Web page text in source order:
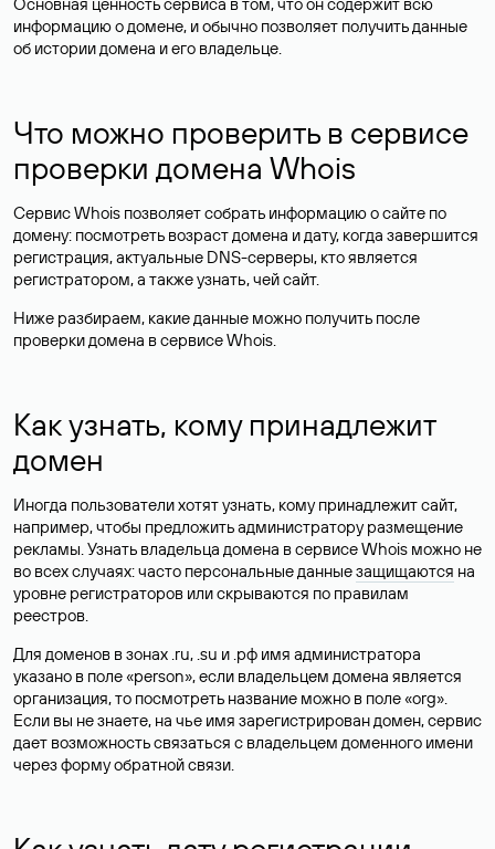
информацию о домене, и обычно позволяет получить данные
об истории домена и его владельце.
Что можно проверить в сервисе
проверки домена Whois
Сервис Whois позволяет собрать информацию о сайте по
домену: посмотреть возраст домена и дату, когда завершится
регистрация, актуальные DNS-серверы, кто является
регистратором, а также узнать, чей сайт.
Ниже разбираем, какие данные можно получить после
проверки домена в сервисе Whois.
Как узнать, кому принадлежит
домен
Иногда пользователи хотят узнать, кому принадлежит сайт,
например, чтобы предложить администратору размещение
рекламы. Узнать владельца домена в сервисе Whois можно не
во всех случаях: часто персональные данныезащищаются на
уровне регистраторов или скрываются по правилам
реестров.
Для доменов в зонах .ru, .su и .рф имя администратора
указано в поле «person», если владельцем домена является
организация, то посмотреть название можно в поле «org».
Если вы не знаете, на чье имя зарегистрирован домен, сервис
дает возможность связаться с владельцем доменного имени
через форму обратной связи.